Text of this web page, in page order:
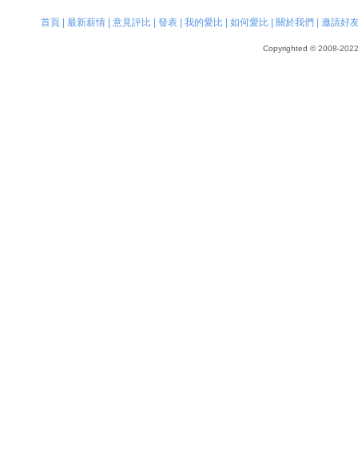
首頁| 最新薪情| 意見評比| 發表| 我的愛比| 如何愛比| 關於我們 邀請好
Copyrighted © 2008-